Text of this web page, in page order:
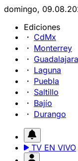
domingo,
Ediciones
CdMx
Monterrey
Guadalajara
Laguna
Puebla
Saltillo
Bajío
Durango
TV EN VIVO